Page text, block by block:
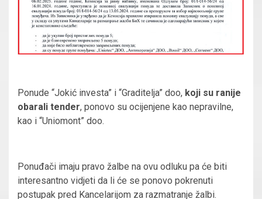
Ponude “Jokić investa” i “Graditelja” doo, koji su ranije
obarali tender, ponovo su ocijenjene kao nepravilne,
kao i “Uniomont” doo.
Ponuđači imaju pravo žalbe na ovu odluku pa će biti
interesantno vidjeti da li će se ponovo pokrenuti
postupak pred Kancelarijom za razmatranje žalbi.